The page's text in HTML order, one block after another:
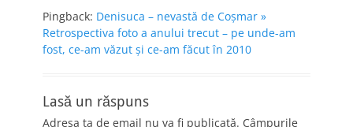
Pingback: Denisuca – nevastă de Coşmar »
Retrospectiva foto a anului trecut – pe unde-am
fost, ce-am văzut şi ce-am făcut în 2010
Lasă un răspuns
Adresa ta de email nu va fi publicată. Câmpurile